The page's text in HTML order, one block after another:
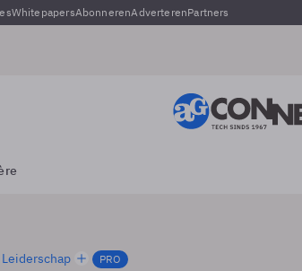
WhitepapersAbonnerenAdverterenPartners
Leiderschap PRO